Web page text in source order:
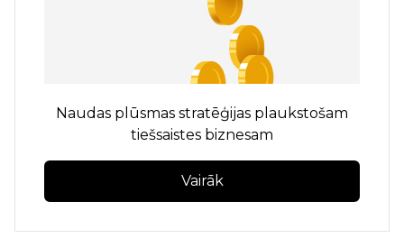
Naudas plūsmas stratēģijas plaukstošam
tiešsaistes biznesam
Vairāk